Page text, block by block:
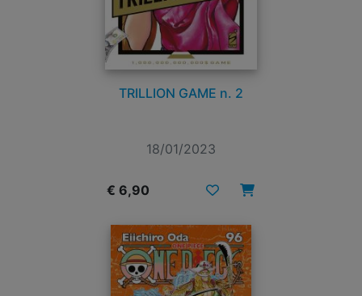
TRILLION GAME n. 2
18/01/2023
€ 6,90